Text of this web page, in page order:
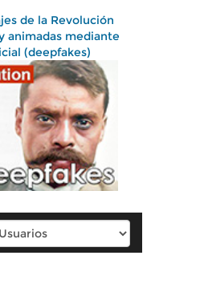
de la Revolución
animadas mediante
(deepfakes)